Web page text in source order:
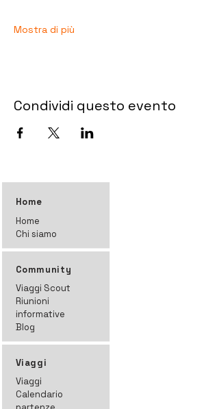
Mostra di più
Condividi questo evento
Home
Home
Chi siamo
Community
Viaggi Scout
Riunioni
informative
Blog
Viaggi
Viaggi
Calendario